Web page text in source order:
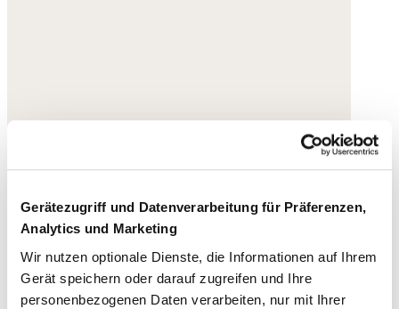
Gerätezugriff und Datenverarbeitung für Präferenzen,
Analytics und Marketing
Wir nutzen optionale Dienste, die Informationen auf Ihrem
Gerät speichern oder darauf zugreifen und Ihre
personenbezogenen Daten verarbeiten, nur mit Ihrer